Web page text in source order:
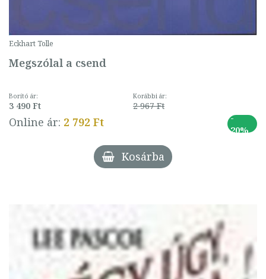
Eckhart Tolle
Megszólal a csend
Borító ár:
3 490 Ft
Korábbi ár:
2 967 Ft
Online ár: 2 792 Ft
-
20%
Kosárba